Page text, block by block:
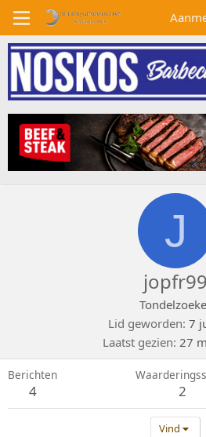
J
jopfr99
Lid geworden 7
Laatst gezien 27
Berichten
4 2
Vind